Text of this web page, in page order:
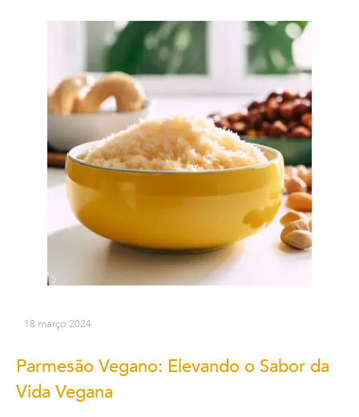
18 março 2024
Parmesão Vegano: Elevando o Sabor da
Vida Vegana